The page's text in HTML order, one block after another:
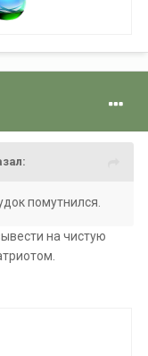
помутнился.
на чистую